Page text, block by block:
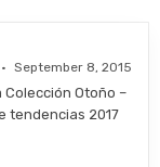
September 8, 2015
Otoño –
tendencias 2017